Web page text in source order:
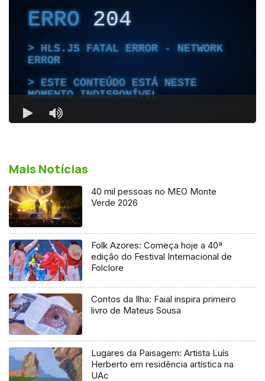
Mais Notícias
40 mil pessoas no MEO Monte
Verde 2026
Folk Azores: Começa hoje a 40ª
edição do Festival Internacional de
Folclore
Contos da Ilha: Faial inspira primeiro
livro de Mateus Sousa
Lugares da Paisagem: Artista Luís
Herberto em residência artística na
UAc